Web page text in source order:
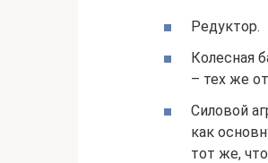
Редуктор.
Колесная
– тех же
Силовой
как
тот же,